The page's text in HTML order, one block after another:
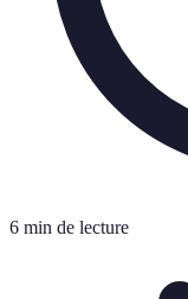
6 min de lecture